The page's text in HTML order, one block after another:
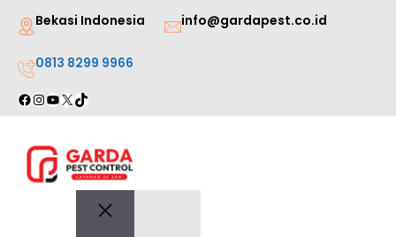
Lewati
konten
Bekasi Indonesia info@gardapest.co.id
0813 8299 9966
Facebook
Instagram
YouTube
X TikTok